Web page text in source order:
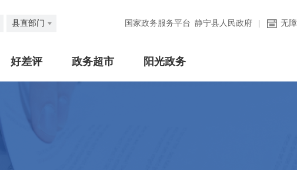
县直部门 国家政务服务平台 静宁县人民政府 无
好差评 政务超市 阳光政务